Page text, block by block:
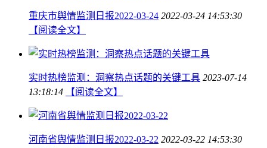
重庆市舆情监测日报2022-03-24 2022-03-24 14:53:30
【阅读全文】
实时热榜监测：洞察热点话题的关键工具 2023-07-14
13:18:14
【阅读全文】
河南省舆情监测日报2022-03-22 2022-03-22 14:53:30